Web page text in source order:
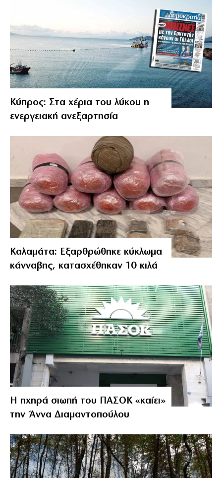
Κύπρος: Στα χέρια του λύκου η
ενεργειακή ανεξαρτησία
Καλαμάτα: Εξαρθρώθηκε κύκλωμα
κάνναβης, κατασχέθηκαν 10 κιλά
Η ηχηρά σιωπή του ΠΑΣΟΚ «καίει»
την Άννα Διαμαντοπούλου